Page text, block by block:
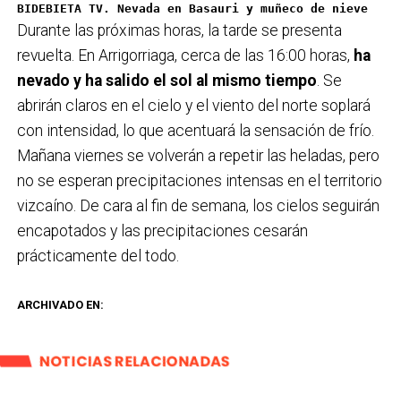
BIDEBIETA TV. Nevada en Basauri y muñeco de nieve
Durante las próximas horas, la tarde se presenta
revuelta. En Arrigorriaga, cerca de las 16:00 horas, ha
nevado y ha salido el sol al mismo tiempo . Se
abrirán claros en el cielo y el viento del norte soplará
con intensidad, lo que acentuará la sensación de frío.
Mañana viernes se volverán a repetir las heladas, pero
no se esperan precipitaciones intensas en el territorio
vizcaíno. De cara al fin de semana, los cielos seguirán
encapotados y las precipitaciones cesarán
prácticamente del todo.
ARCHIVADO EN:
NOTICIAS RELACIONADAS